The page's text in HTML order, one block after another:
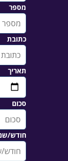
מספר
כתובת
תאריך
סכום
חודש/